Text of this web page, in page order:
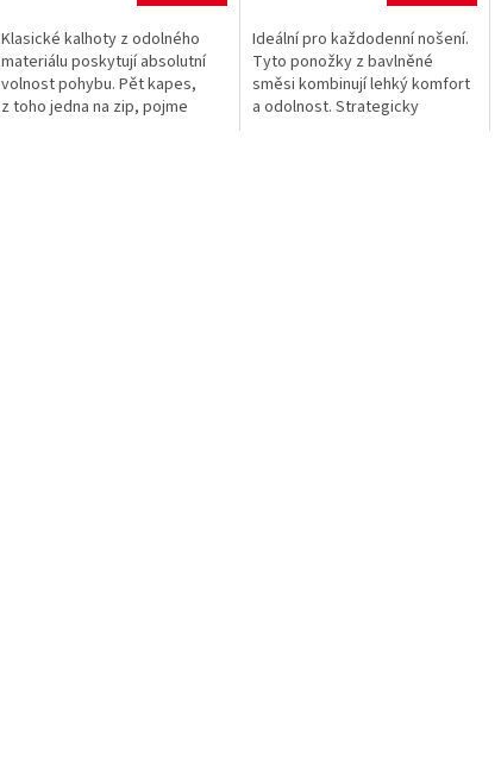
Klasické kalhoty z odolného
materiálu poskytují absolutní
volnost pohybu. Pět kapes,
z toho jedna na zip, pojme
Ideální pro každodenní nošení.
Tyto ponožky z bavlněné
směsi kombinují lehký komfort
a odolnost. Strategicky